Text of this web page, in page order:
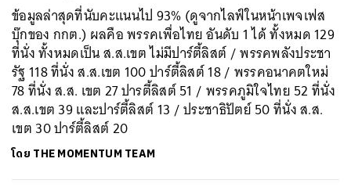
ข้อมูลล่าสุดที่นับคะแนนไป 93% (ดูจากไลฟ์ในหน้าเพจเฟส
บุ๊กของ กกต.) ผลคือ พรรคเพื่อไทย อันดับ 1 ได้ ทั้งหมด 129
ที่นั่ง ทั้งหมดเป็น ส.ส.เขต ไม่มีปาร์ตี้ลิสต์ / พรรคพลังประชา
รัฐ 118 ที่นั่ง ส.ส.เขต 100 ปาร์ตี้ลิสต์ 18 / พรรคอนาคตใหม่
78 ที่นั่ง ส.ส. เขต 27 ปารตี้ลิสต์ 51 / พรรคภูมิใจไทย 52 ที่นั่ง
ส.ส.เขต 39 และปาร์ตี้ลิสต์ 13 / ประชาธิปัตย์ 50 ที่นั่ง ส.ส.
เขต 30 ปาร์ตี้ลิสต์ 20
โดย THE MOMENTUM TEAM